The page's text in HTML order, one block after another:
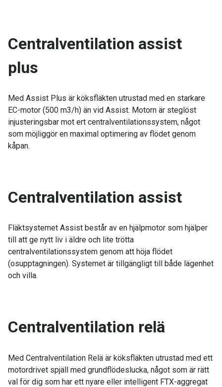
Centralventilation assist
plus
Med Assist Plus är köksfläkten utrustad med en starkare
EC-motor (500 m3/h) än vid Assist. Motorn är steglöst
injusteringsbar mot ert centralventilationssystem, något
som möjliggör en maximal optimering av flödet genom
kåpan.
Centralventilation assist
Fläktsystemet Assist består av en hjälpmotor som hjälper
till att ge nytt liv i äldre och lite trötta
centralventilationssystem genom att höja flödet
(osupptagningen). Systemet är tillgängligt till både lägenhet
och villa.
Centralventilation relä
Med Centralventilation Relä är köksfläkten utrustad med ett
motordrivet spjäll med grundflödeslucka, något som är rätt
val för dig som har ett nyare eller intelligent FTX-aggregat